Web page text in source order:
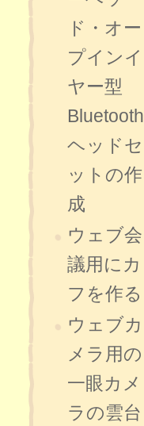
ド・オー
プインイ
ヤー型
Bluetooth
ヘッドセ
ットの作
成
ウェブ会
議用にカ
フを作る
ウェブカ
メラ用の
一眼カメ
ラの雲台